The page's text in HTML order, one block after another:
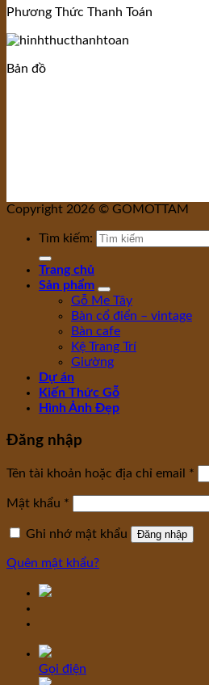
Phương Thức Thanh Toán
Bản đồ
Copyright 2026 © GOMOTTAM
Tìm kiếm:
Trang chủ
Sản phẩm
Gỗ Me Tây
Bàn cổ điển – vintage
Bàn cafe
Kệ Trang Trí
Giường
Dự án
Kiến Thức Gỗ
Hình Ảnh Đẹp
Đăng nhập
Tên tài khoản hoặc địa chỉ email *
Mật khẩu *
Ghi nhớ mật khẩu Đăng nhập
Quên mật khẩu?
Gọi điện